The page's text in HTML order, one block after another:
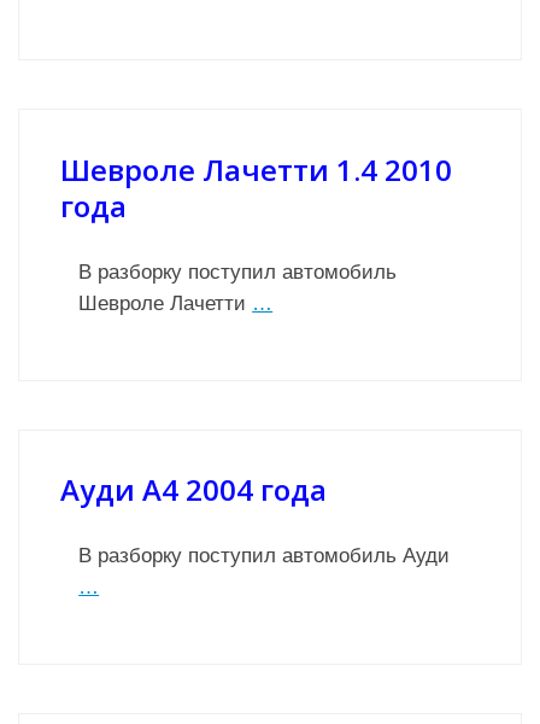
Шевроле Лачетти 1.4 2010
года
В разборку поступил автомобиль
Шевроле Лачетти …
Ауди А4 2004 года
В разборку поступил автомобиль Ауди
…